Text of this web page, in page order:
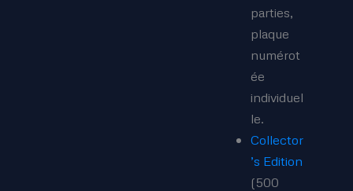
parties,
plaque
numérot
ée
individuel
le.
Collector
’s Edition
(500